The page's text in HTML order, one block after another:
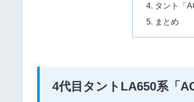
タント「
まとめ
4代目タントLA650系「